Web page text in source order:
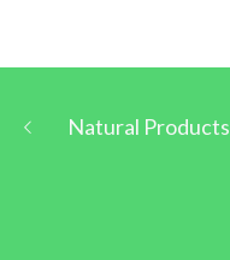
Natural Products